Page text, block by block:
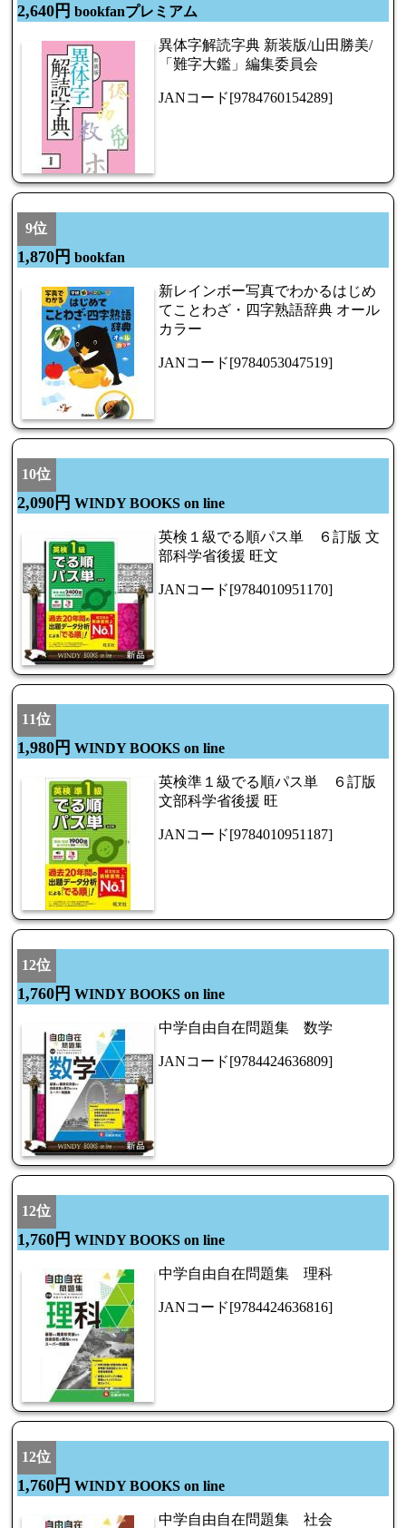
2,640円 bookfanプレミアム
異体字解読字典 新装版/山田勝美/
「難字大鑑」編集委員会
JANコード[9784760154289]
9位
1,870円 bookfan
新レインボー写真でわかるはじめ
てことわざ・四字熟語辞典 オール
カラー
JANコード[9784053047519]
10位
2,090円 WINDY BOOKS on line
英検１級でる順パス単 ６訂版 文
部科学省後援 旺文
JANコード[9784010951170]
11位
1,980円 WINDY BOOKS on line
英検準１級でる順パス単 ６訂版
文部科学省後援 旺
JANコード[9784010951187]
12位
1,760円 WINDY BOOKS on line
中学自由自在問題集 数学
JANコード[9784424636809]
12位
1,760円 WINDY BOOKS on line
中学自由自在問題集 理科
JANコード[9784424636816]
12位
1,760円 WINDY BOOKS on line
中学自由自在問題集 社会